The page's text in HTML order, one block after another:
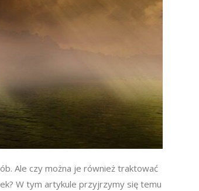
Ale czy można je również traktować
W tym artykule przyjrzymy się temu